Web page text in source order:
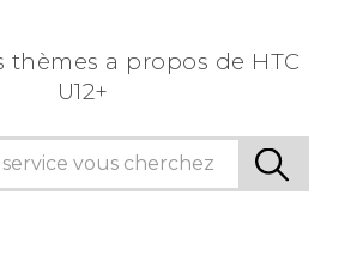
thèmes a propos de HTC
U12+